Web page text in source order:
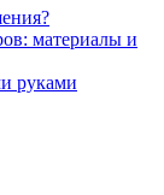
материалы и
руками